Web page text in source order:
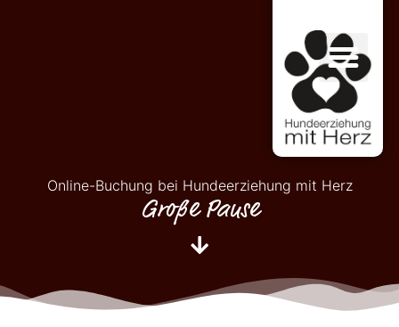
Online-Buchung bei Hundeerziehung mit Herz
Große Pause